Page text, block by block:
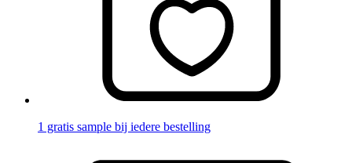
1 gratis sample bij iedere bestelling